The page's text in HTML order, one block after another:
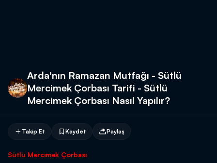
Arda'nın Ramazan Mutfağı - Sütlü
Mercimek Çorbası Tarifi - Sütlü
Mercimek Çorbası Nasıl Yapılır?
Takip Et Kaydet Paylaş
Sütlü Mercimek Çorbası